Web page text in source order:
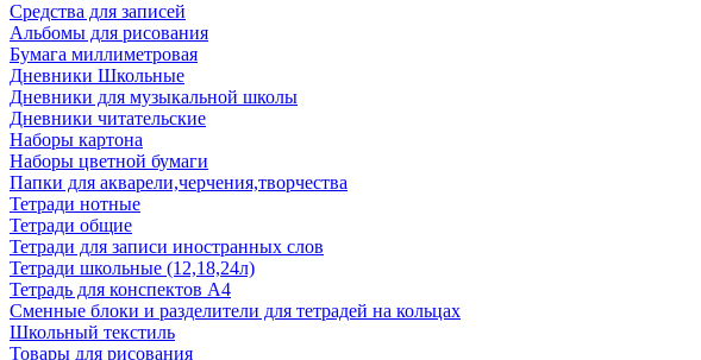
Средства для записей
Альбомы для рисования
Бумага миллиметровая
Дневники Школьные
Дневники для музыкальной школы
Дневники читательские
Наборы картона
Наборы цветной бумаги
Папки для акварели,черчения,творчества
Тетради нотные
Тетради общие
Тетради для записи иностранных слов
Тетради школьные (12,18,24л)
Тетрадь для конспектов А4
Сменные блоки и разделители для тетрадей на кольцах
Школьный текстиль
Товары для рисования